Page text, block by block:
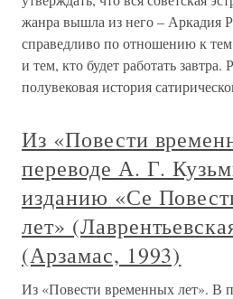
жанра вышла из него – Аркадия
справедливо по отношению к
и тем, кто будет работать
полувековая история
Из «Повести
переводе А. Г.
изданию «Се
лет»
(Арзамас, 1993)
Из «Повести временных лет». В